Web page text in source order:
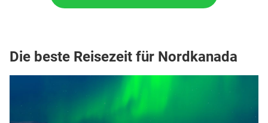
Die beste Reisezeit für Nordkanada